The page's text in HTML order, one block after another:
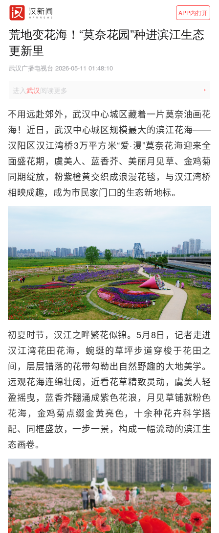
APP内打开
荒地变花海！“莫奈花园”种进滨江生态
更新里
武汉广播电视台 2026-05-11 01:48:10
进入武汉阅读更多